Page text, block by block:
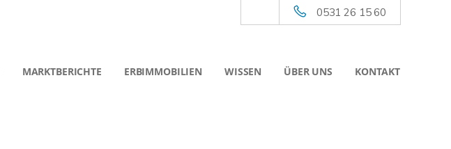
0531 26 15 60
MARKTBERICHTE ERBIMMOBILIEN WISSEN ÜBER UNS KONTAKT